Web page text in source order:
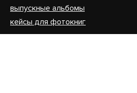
выпускные альбомы
кейсы для фотокниг